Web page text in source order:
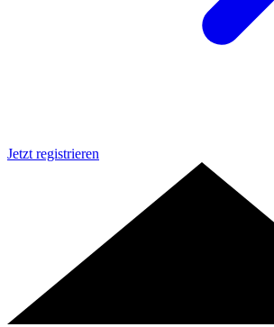
Jetzt registrieren